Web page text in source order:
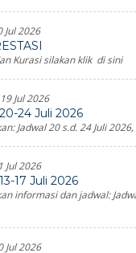
Jul 2026
Kurasi silakan klik di sini
Jul 2026
24 Juli 2026
Jadwal 20 s.d. 24 Juli
Jul 2026
17 Juli 2026
informasi dan jadwal:
Jul 2026